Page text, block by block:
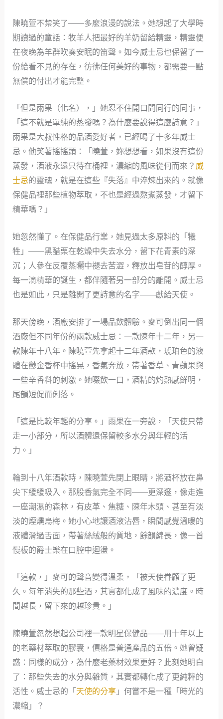
陳曉萱不禁笑了——多麼浪漫的說法。她想起了大學時
期讀過的童話：牧羊人把最好的羊奶留給精靈，精靈便
在夜晚為羊群吹奏安眠的笛聲。如今威士忌也保留了一
份給看不見的存在，彷彿任何美好的事物，都需要一點
無償的付出才能完整。
「但是雨果（化名），」她忍不住開口問同行的同事，
「這不就是單純的蒸發嗎？為什麼要說得這麼詩意？」
雨果是大叔性格的品酒愛好者，已經喝了十多年威士
忌。他笑著搖搖頭：「曉萱，妳想想看，如果沒有這份
蒸發，酒液永遠只待在桶裡，濃縮的風味從何而來？ 威
士忌的靈魂，就是在這些『失落』中淬煉出來的。就像
保健品裡那些植物萃取，不也是經過熬煮蒸發，才留下
精華嗎？」
她忽然懂了。在保健品行業，她見過太多原料的「犧
牲」——黑醋栗在乾燥中失去水分，留下花青素的深
沉；人參在反覆蒸曬中褪去苦澀，釋放出皂苷的醇厚。
每一滴精華的誕生，都伴隨著另一部分的離開。威士忌
也是如此，只是離開了更詩意的名字——獻給天使。
那天傍晚，酒廠安排了一場品飲體驗。麥可倒出同一個
酒廠但不同年份的兩款威士忌：一款陳年十二年，另一
款陳年十八年。陳曉萱先拿起十二年酒款，琥珀色的液
體在鬱金香杯中搖晃，香氣奔放，帶著香草、青蘋果與
一些辛香料的刺激。她啜飲一口，酒精的灼熱感鮮明，
尾韻短促而俐落。
「這是比較年輕的分享。」雨果在一旁說，「天使只帶
走一小部分，所以酒體還保留較多水分與年輕的活
力。」
輪到十八年酒款時，陳曉萱先閉上眼睛，將酒杯放在鼻
尖下緩緩吸入。那股香氣完全不同——更深邃，像走進
一座潮濕的森林，有皮革、焦糖、陳年木頭、甚至有淡
淡的煙燻烏梅。她小心地讓酒液沾唇，瞬間感覺溫暖的
液體滑過舌面，帶著絲絨般的質地，餘韻綿長，像一首
慢板的爵士樂在口腔中迴盪。
「這款，」麥可的聲音變得溫柔，「被天使眷顧了更
久。每年消失的那些酒，其實都化成了風味的濃度。時
間越長，留下來的越珍貴。」
陳曉萱忽然想起公司裡一款明星保健品——用十年以上
的老藥材萃取的膠囊，價格是普通產品的五倍。她曾疑
惑：同樣的成分，為什麼老藥材效果更好？此刻她明白
了：那些失去的水分與雜質，其實都轉化成了更純粹的
活性。威士忌的「 天使的分享」何嘗不是一種「時光的
濃縮」？